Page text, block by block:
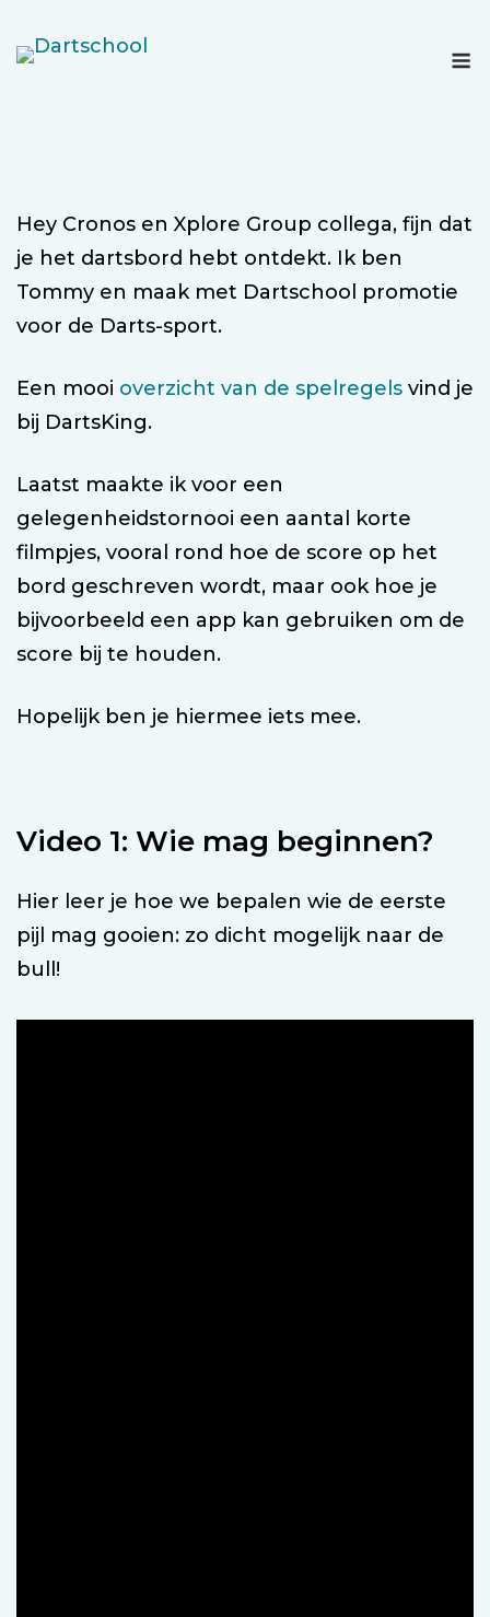
naar
Hey Cronos en Xplore Group collega, fijn dat
je het dartsbord hebt ontdekt. Ik ben
Tommy en maak met Dartschool promotie
voor de Darts-sport.
Een mooi overzicht van de spelregels vind je
bij DartsKing.
Laatst maakte ik voor een
gelegenheidstornooi een aantal korte
filmpjes, vooral rond hoe de score op het
bord geschreven wordt, maar ook hoe je
bijvoorbeeld een app kan gebruiken om de
score bij te houden.
Hopelijk ben je hiermee iets mee.
Video 1: Wie mag beginnen?
Hier leer je hoe we bepalen wie de eerste
pijl mag gooien: zo dicht mogelijk naar de
bull!